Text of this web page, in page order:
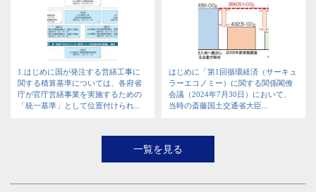
1.はじめに国が発注する営繕工事に
関する積算基準については、各府省
庁が官庁営繕事業を実施するための
「統一基準」として位置付けられ...
はじめに「第1回循環経済（サーキュ
ラーエコノミー）に関する関係閣僚
会議（2024年7月30日）において、
当時の斎藤国土交通省大臣...
一覧を見る